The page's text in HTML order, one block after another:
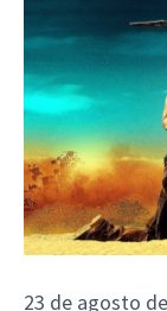
23 de agosto